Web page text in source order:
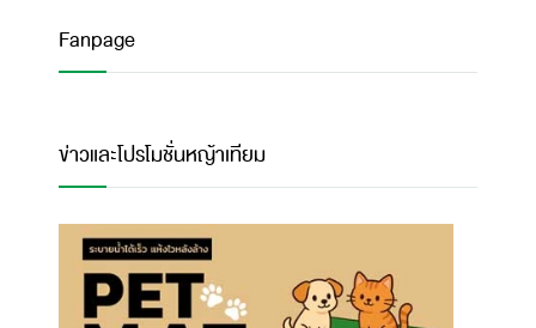
Fanpage
ข่าวและโปรโมชั่นหญ้าเทียม